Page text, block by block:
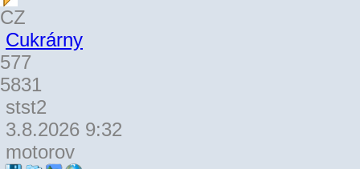
CZ
Cukrárny
577
5831
stst2
3.8.2026 9:32
motorov